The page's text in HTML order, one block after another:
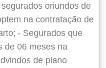
oriundos de
na contratação de
- Segurados que
de 06 meses na
de plano